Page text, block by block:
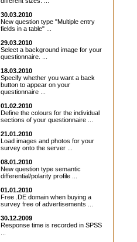
30.03.2010
New question type "Multiple entry
fields in a table" ...
29.03.2010
Select a background image for your
questionnaire. ...
18.03.2010
Specify whether you want a back
button to appear on your
questionnaire ...
01.02.2010
Define the colours for the individual
sections of your questionnaire ...
21.01.2010
Load images and photos for your
survey onto the server ...
08.01.2010
New question type semantic
differential/polarity profile ...
01.01.2010
Free .DE domain when buying a
survey free of advertisements ...
30.12.2009
Response time is recorded in SPSS